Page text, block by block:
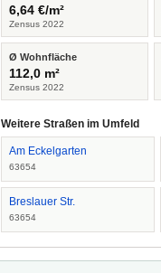
6,64 €/m²
Zensus 2022
Ø Wohnfläche
112,0 m²
Zensus 2022
Weitere Straßen im Umfeld
Am Eckelgarten
63654
Breslauer Str.
63654